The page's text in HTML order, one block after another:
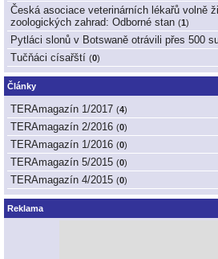
Česká asociace veterinárních lékařů volně
zoologických zahrad: Odborné stan (1)
Pytláci slonů v Botswaně otrávili přes 500
Tučňáci císařští (0)
Články
TERAmagazín 1/2017 (4)
TERAmagazín 2/2016 (0)
TERAmagazín 1/2016 (0)
TERAmagazín 5/2015 (0)
TERAmagazín 4/2015 (0)
Reklama